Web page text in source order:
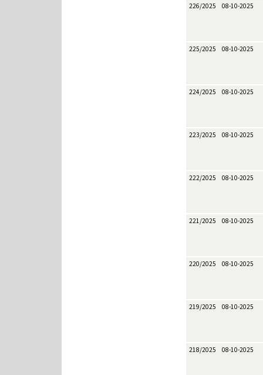
226/2025 08-10-2025
225/2025 08-10-2025
224/2025 08-10-2025
223/2025 08-10-2025
222/2025 08-10-2025
221/2025 08-10-2025
220/2025 08-10-2025
219/2025 08-10-2025
218/2025 08-10-2025